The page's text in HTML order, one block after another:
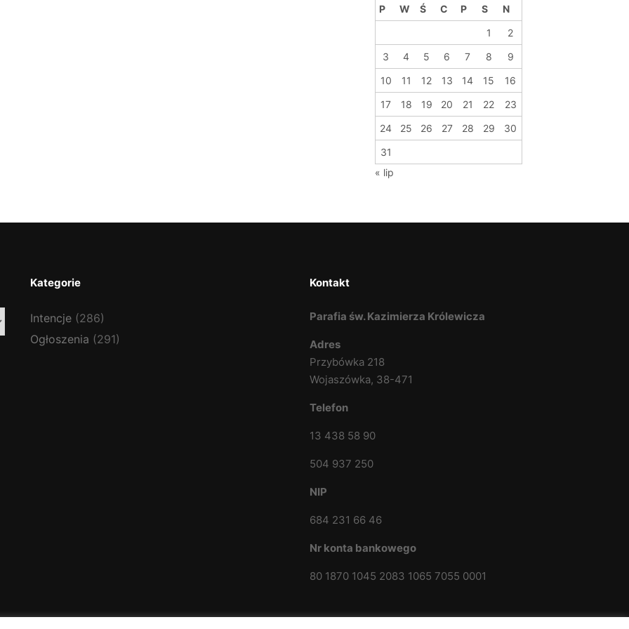
P W Ś C P S
N
1
2
3
4 5 6 7 8
9
10
11 12 13 14 15
16
17
18 19 20 21 22
23
24
25 26 27 28 29
30
31
« lip
Kategorie
Intencje(286)
Ogłoszenia (291)
Kontakt
Parafia św. Kazimierza Królewicza
Adres
Przybówka 218
Wojaszówka, 38-471
Telefon
13 438 58 90
504 937 250
NIP
684 231 66 46
Nr konta bankowego
80 1870 1045 2083 1065 7055 0001